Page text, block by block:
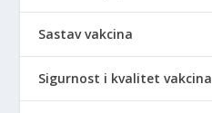
Sastav vakcina
Sigurnost i kvalitet vakcina